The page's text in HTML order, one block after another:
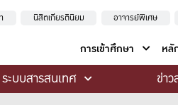
นิสิตเกียรตินิยม อาจารย์พิเศษ
การเข้าศึกษา หลั
ระบบสารสนเทศ ข่า